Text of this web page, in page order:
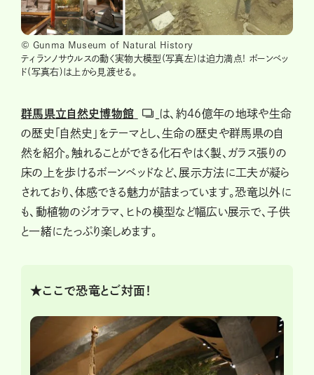
© Gunma Museum of Natural History
ティランノサウルスの動く実物大模型(写真左)は迫力満点! ボーンベッ
ド(写真右)は上から見渡せる。
群馬県立自然史博物館
は、約46億年の地球や生命
の歴史「自然史」をテーマとし、生命の歴史や群馬県の自
然を紹介。触れることができる化石やはく製、ガラス張りの
床の上を歩けるボーンベッドなど、展示方法に工夫が凝ら
されており、体感できる魅力が詰まっています。恐竜以外に
も、動植物のジオラマ、ヒトの模型など幅広い展示で、子供
と一緒にたっぷり楽しめます。
★ここで恐竜とご対面！